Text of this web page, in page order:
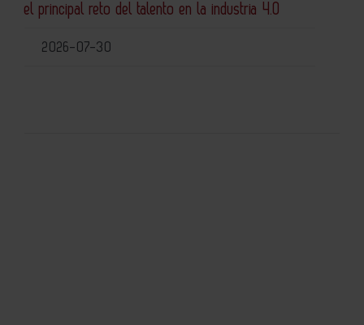
el principal reto del talento en la industria 4.0
2026-07-30